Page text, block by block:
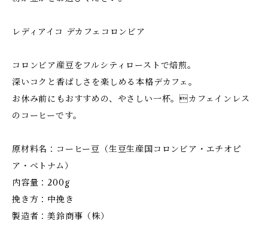
レディアイコ デカフェコロンビア
コロンビア産豆をフルシティローストで焙煎。
深いコクと香ばしさを楽しめる本格デカフェ。
お休み前にもおすすめの、やさしい一杯。カフェインレス
のコーヒーです。
原材料名：コーヒー豆（生豆生産国コロンビア・エチオピ
ア・ベトナム）
内容量：200g
挽き方：中挽き
製造者：美鈴商事（株）